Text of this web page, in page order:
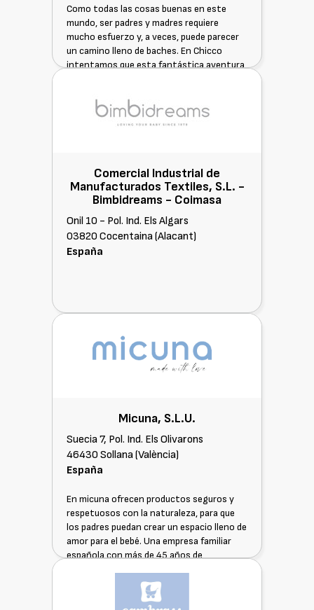
Como todas las cosas buenas en este
mundo, ser padres y madres requiere
mucho esfuerzo y, a veces, puede parecer
un camino lleno de baches. En Chicco
intentamos que esta fantástica aventura
mañana. Por ello fomentamos el
PARENTING como un concepto que abarca
acompañamos.La continua investigación
mediante la escucha y el aval científico de
nuestro Chicco Research Center nos ha
acompañado en los más de 60 años de
hitoria de la marca para seguir de la mano
de las familias y sus necesidades
cambiantes
Comercial Industrial de
Manufacturados Textiles, S.L. -
Bimbidreams - Coimasa
Onil 10 - Pol. Ind. Els Algars
03820 Cocentaina (Alacant)
España
Micuna, S.L.U.
Suecia 7, Pol. Ind. Els Olivarons
46430 Sollana (València)
España
En micuna ofrecen productos seguros y
respetuosos con la naturaleza, para que
los padres puedan crear un espacio lleno de
amor para el bebé. Una empresa familiar
española con más de 45 años de
habitaciones, tronas y muebles para los
más pequeños de la casa.